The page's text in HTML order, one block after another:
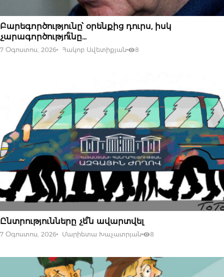
07 ՕԳՈՍՏՈՍԻ, 2026
Բարեգործությունը՝ օրենքից դուրս, իսկ
չարագործությո՞ւնը…
7 Օգոստոս, 2026 Հակոբ Ավետիքյան 8
07 ՕԳՈՍՏՈՍԻ, 2026
Ընտրությունները չե՞ն ավարտվել
7 Օգոստոս, 2026 Մարիետա Խաչատրյան 8